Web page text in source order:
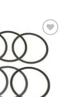
AJOUTER
LISTE
D’ENVIES